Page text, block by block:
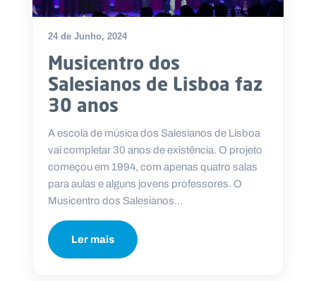
24 de Junho, 2024
Musicentro dos
Salesianos de Lisboa faz
30 anos
A escola de música dos Salesianos de Lisboa
vai completar 30 anos de existência. O projeto
começou em 1994, com apenas quatro salas
para aulas e alguns jovens professores. O
Musicentro dos Salesianos...
Ler mais
P
O
R
T
A
A
I
N
L
S
a
l
e
s
i
a